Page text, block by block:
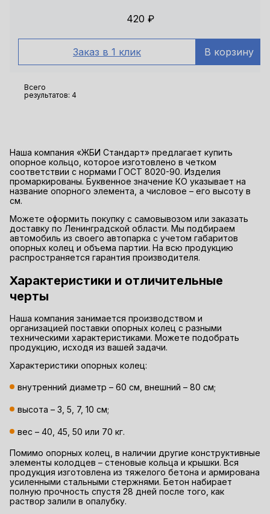
420 ₽
Заказ в 1 клик В корзину
Всего
результатов: 4
Наша компания «ЖБИ Стандарт» предлагает купить
опорное кольцо, которое изготовлено в четком
соответствии с нормами ГОСТ 8020-90. Изделия
промаркированы. Буквенное значение КО указывает на
название опорного элемента, а числовое – его высоту в
см.
Можете оформить покупку с самовывозом или заказать
доставку по Ленинградской области. Мы подбираем
автомобиль из своего автопарка с учетом габаритов
опорных колец и объема партии. На всю продукцию
распространяется гарантия производителя.
Характеристики и отличительные
черты
Наша компания занимается производством и
организацией поставки опорных колец с разными
техническими характеристиками. Можете подобрать
продукцию, исходя из вашей задачи.
Характеристики опорных колец:
внутренний диаметр – 60 см, внешний – 80 см;
высота – 3, 5, 7, 10 см;
вес – 40, 45, 50 или 70 кг.
Помимо опорных колец, в наличии другие конструктивные
элементы колодцев – стеновые кольца и крышки. Вся
продукция изготовлена из тяжелого бетона и армирована
усиленными стальными стержнями. Бетон набирает
полную прочность спустя 28 дней после того, как
раствор залили в опалубку.